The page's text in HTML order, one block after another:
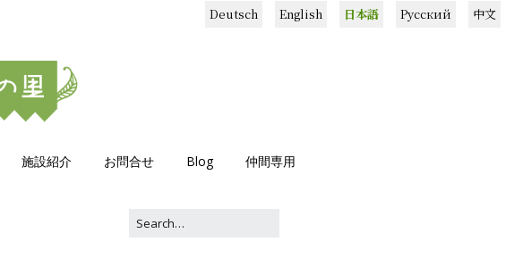
Deutsch English 日本語 Русский 中文
施設紹介 お問合せ Blog 仲間専用